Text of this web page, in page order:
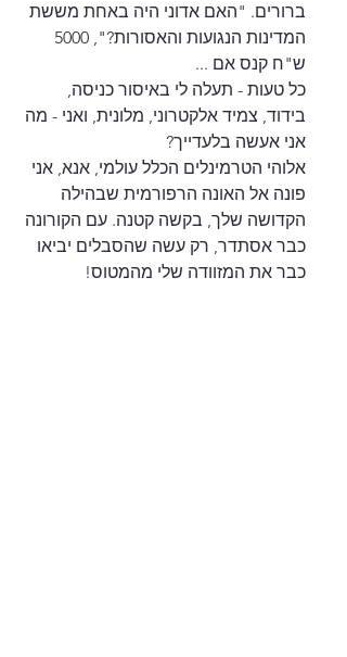
ברורים. "האם אדוני היה באחת מששת
ש"ח קנס אם ...
כל טעות - תעלה לי באיסור כניסה,
בידוד, צמיד אלקטרוני, מלונית, ואני - מה
אני אעשה בלעדייך?
אלוהי הטרמינלים הכלל עולמי, אנא, אני
פונה אל האונה הרפורמית שבהילה
הקדושה שלך, בקשה קטנה. עם הקורונה
כבר אסתדר, רק עשה שהסבלים יביאו
כבר את המזוודה שלי מהמטוס!